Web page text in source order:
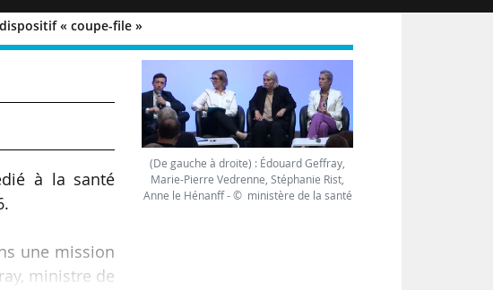
« coupe-file »
à la santé
une mission
ministre de
(De gauche à droite) : Édouard Geffray,
Marie-Pierre Vedrenne, Stéphanie Rist,
Anne le Hénanff - © ministère de la santé